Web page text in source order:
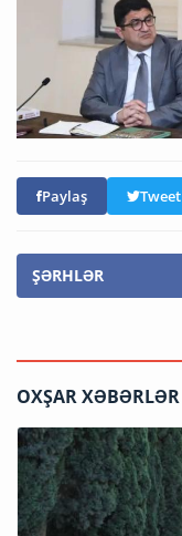
Paylaş Tweet
ŞƏRHLƏR
OXŞAR XƏBƏRLƏR